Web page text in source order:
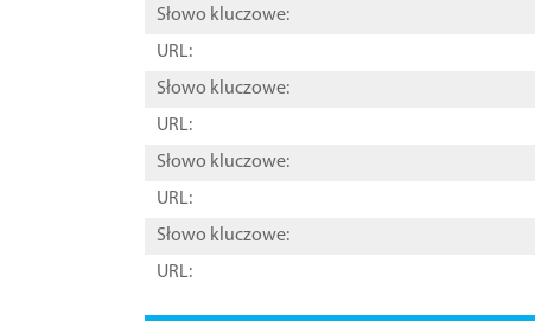
Słowo kluczowe:
URL:
Słowo kluczowe:
URL:
Słowo kluczowe:
URL:
Słowo kluczowe:
URL: